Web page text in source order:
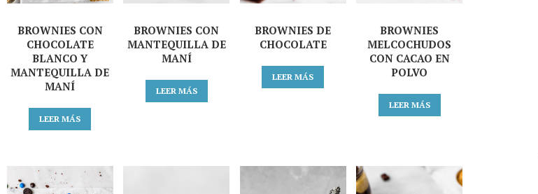
BROWNIES CON
CHOCOLATE
BLANCO Y
MANTEQUILLA DE
MANÍ
LEER MÁS
BROWNIES CON
MANTEQUILLA DE
MANÍ
LEER MÁS
BROWNIES DE
CHOCOLATE
LEER MÁS
BROWNIES
MELCOCHUDOS
CON CACAO EN
POLVO
LEER MÁS